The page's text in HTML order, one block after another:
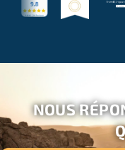
NOUS